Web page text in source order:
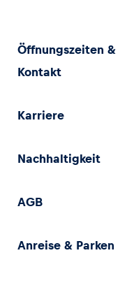
Öffnungszeiten &
Kontakt
Karriere
Nachhaltigkeit
AGB
Anreise & Parken